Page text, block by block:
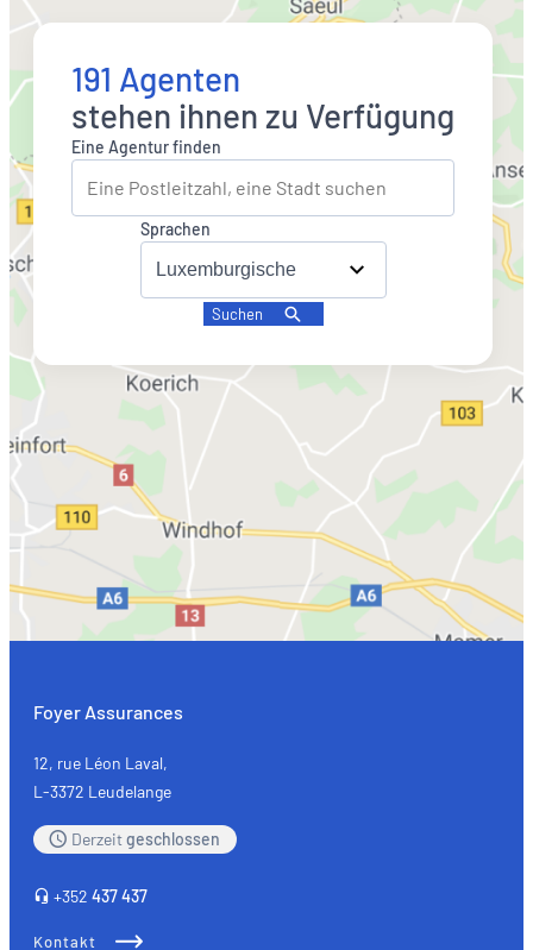
191 Agenten
stehen ihnen zu Verfügung
Eine Agentur finden
Sprachen
Suchen
Foyer Assurances
12, rue Léon Laval,
L-3372 Leudelange
Derzeitgeschlossen
+352 437 437
Kontakt